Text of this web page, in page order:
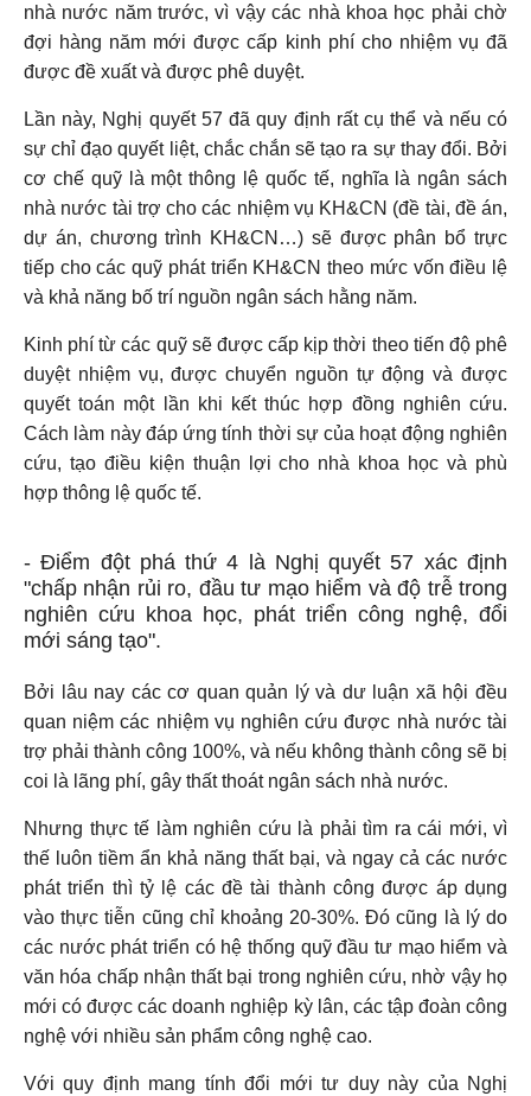
nhà nước năm trước, vì vậy các nhà khoa học phải chờ
đợi hàng năm mới được cấp kinh phí cho nhiệm vụ đã
được đề xuất và được phê duyệt.
Lần này, Nghị quyết 57 đã quy định rất cụ thể và nếu có
sự chỉ đạo quyết liệt, chắc chắn sẽ tạo ra sự thay đổi. Bởi
cơ chế quỹ là một thông lệ quốc tế, nghĩa là ngân sách
nhà nước tài trợ cho các nhiệm vụ KH&CN (đề tài, đề án,
dự án, chương trình KH&CN…) sẽ được phân bổ trực
tiếp cho các quỹ phát triển KH&CN theo mức vốn điều lệ
và khả năng bố trí nguồn ngân sách hằng năm.
Kinh phí từ các quỹ sẽ được cấp kịp thời theo tiến độ phê
duyệt nhiệm vụ, được chuyển nguồn tự động và được
quyết toán một lần khi kết thúc hợp đồng nghiên cứu.
Cách làm này đáp ứng tính thời sự của hoạt động nghiên
cứu, tạo điều kiện thuận lợi cho nhà khoa học và phù
hợp thông lệ quốc tế.
- Điểm đột phá thứ 4 là Nghị quyết 57 xác định
"chấp nhận rủi ro, đầu tư mạo hiểm và độ trễ trong
nghiên cứu khoa học, phát triển công nghệ, đổi
mới sáng tạo".
Bởi lâu nay các cơ quan quản lý và dư luận xã hội đều
quan niệm các nhiệm vụ nghiên cứu được nhà nước tài
trợ phải thành công 100%, và nếu không thành công sẽ bị
coi là lãng phí, gây thất thoát ngân sách nhà nước.
Nhưng thực tế làm nghiên cứu là phải tìm ra cái mới, vì
thế luôn tiềm ẩn khả năng thất bại, và ngay cả các nước
phát triển thì tỷ lệ các đề tài thành công được áp dụng
vào thực tiễn cũng chỉ khoảng 20-30%. Đó cũng là lý do
các nước phát triển có hệ thống quỹ đầu tư mạo hiểm và
văn hóa chấp nhận thất bại trong nghiên cứu, nhờ vậy họ
mới có được các doanh nghiệp kỳ lân, các tập đoàn công
nghệ với nhiều sản phẩm công nghệ cao.
Với quy định mang tính đổi mới tư duy này của Nghị